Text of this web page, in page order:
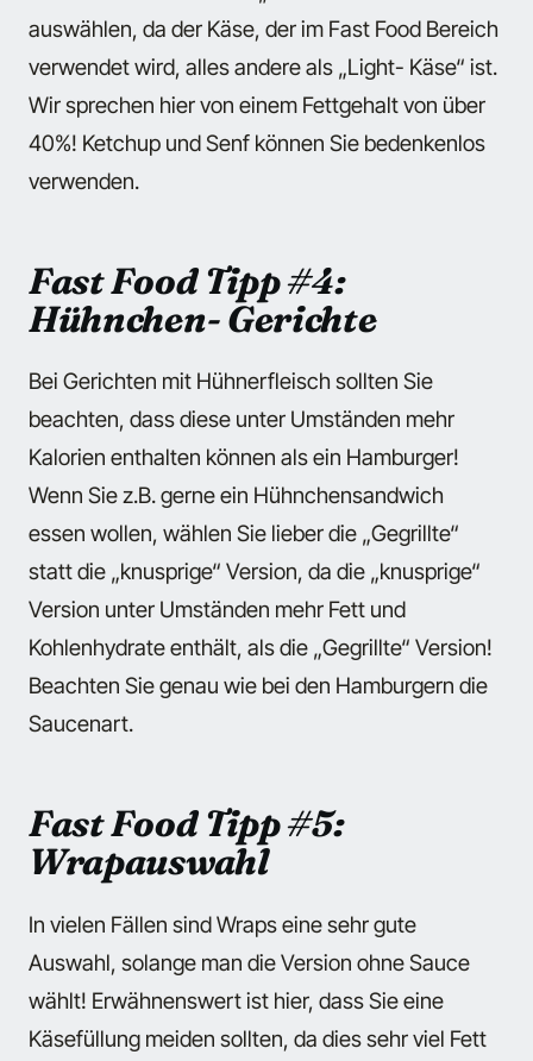
auswählen, da der Käse, der im Fast Food Bereich
verwendet wird, alles andere als „Light- Käse“ ist.
Wir sprechen hier von einem Fettgehalt von über
40%! Ketchup und Senf können Sie bedenkenlos
verwenden.
Fast Food Tipp #4:
Hühnchen- Gerichte
Bei Gerichten mit Hühnerfleisch sollten Sie
beachten, dass diese unter Umständen mehr
Kalorien enthalten können als ein Hamburger!
Wenn Sie z.B. gerne ein Hühnchensandwich
essen wollen, wählen Sie lieber die „Gegrillte“
statt die „knusprige“ Version, da die „knusprige“
Version unter Umständen mehr Fett und
Kohlenhydrate enthält, als die „Gegrillte“ Version!
Beachten Sie genau wie bei den Hamburgern die
Saucenart.
Fast Food Tipp #5:
Wrapauswahl
In vielen Fällen sind Wraps eine sehr gute
Auswahl, solange man die Version ohne Sauce
wählt! Erwähnenswert ist hier, dass Sie eine
Käsefüllung meiden sollten, da dies sehr viel Fett